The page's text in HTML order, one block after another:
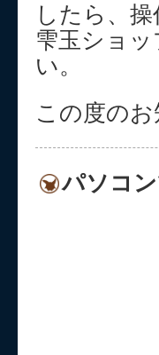
したら、
雫玉ショ
い。
この度の
パソコ